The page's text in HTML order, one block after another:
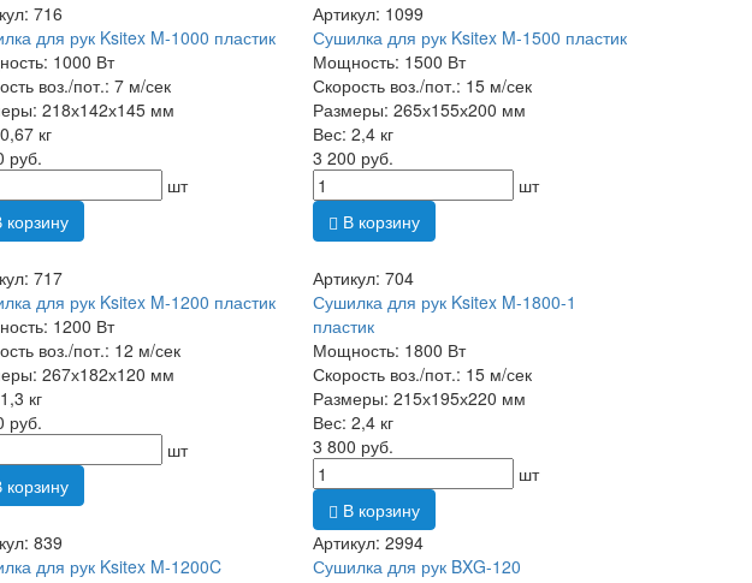
716
для рук Ksitex M-1000 пластик
1000 Вт
воз./пот.: 7 м/сек
218х142х145 мм
кг
руб.
шт
корзину
Артикул: 1099
Сушилка для рук Ksitex M-1500 пластик
Мощность: 1500 Вт
Скорость воз./пот.: 15 м/сек
Размеры: 265х155х200 мм
Вес: 2,4 кг
3 200 руб.
шт
В корзину
717
для рук Ksitex M-1200 пластик
1200 Вт
воз./пот.: 12 м/сек
267х182х120 мм
кг
руб.
шт
корзину
Артикул: 704
Сушилка для рук Ksitex M-1800-1
пластик
Мощность: 1800 Вт
Скорость воз./пот.: 15 м/сек
Размеры: 215х195х220 мм
Вес: 2,4 кг
3 800 руб.
шт
В корзину
839
для рук Ksitex M-1200C
Артикул: 2994
Сушилка для рук BXG-120